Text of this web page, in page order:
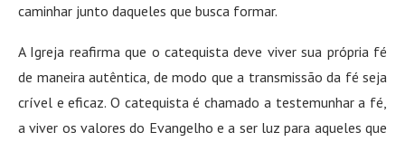
caminhar junto daqueles que busca formar.
A Igreja reafirma que o catequista deve viver sua própria fé
de maneira autêntica, de modo que a transmissão da fé seja
crível e eficaz. O catequista é chamado a testemunhar a fé,
a viver os valores do Evangelho e a ser luz para aqueles que